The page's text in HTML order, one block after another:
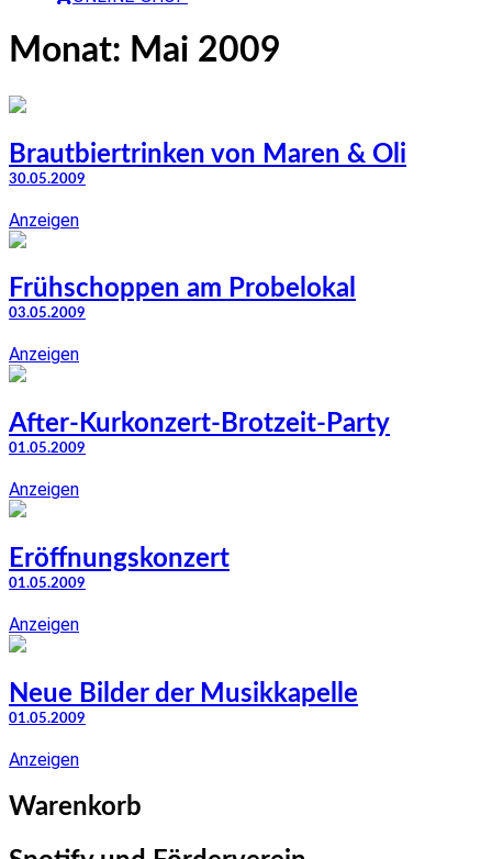
Monat: Mai 2009
Brautbiertrinken von Maren & Oli
30.05.2009
Anzeigen
Frühschoppen am Probelokal
03.05.2009
Anzeigen
After-Kurkonzert-Brotzeit-Party
01.05.2009
Anzeigen
Eröffnungskonzert
01.05.2009
Anzeigen
Neue Bilder der Musikkapelle
01.05.2009
Anzeigen
Warenkorb